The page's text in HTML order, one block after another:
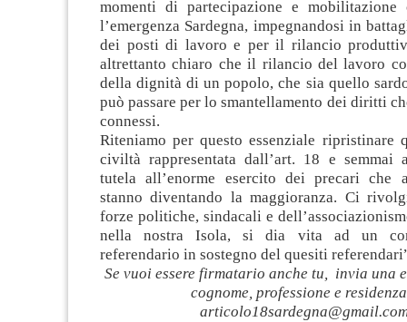
momenti di partecipazione e mobilitazione
l’emergenza Sardegna, impegnandosi in
dei posti di lavoro e per il rilancio
altrettanto chiaro che il rilancio del lavoro
della dignità di un popolo, che sia quello
può passare per lo smantellamento dei diritti
connessi.
Riteniamo per questo essenziale ripristinare
civiltà rappresentata dall’art. 18 e semmai
tutela all’enorme esercito dei precari che
stanno diventando la maggioranza. Ci
forze politiche, sindacali e
nella nostra Isola, si dia vita ad un
referendario in sostegno del quesiti
Se vuoi essere firmatario anche tu, invia una
cognome, professione e